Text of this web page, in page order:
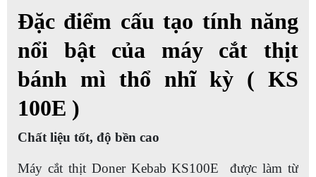
Đặc điểm cấu tạo tính năng
nổi bật của máy cắt thịt
bánh mì thổ nhĩ kỳ ( KS
100E )
Chất liệu tốt, độ bền cao
Máy cắt thịt Doner Kebab KS100E được làm từ